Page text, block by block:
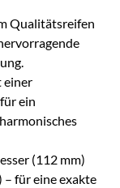
Qualitätsreifen
einer
ein
(112 mm)
– für eine exakte